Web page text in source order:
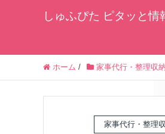
しゅふぴた ピタッと情
ホーム / 家事代行・整理収
家事代行・整理